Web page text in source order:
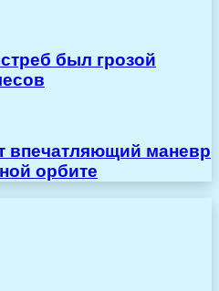
был грозой
впечатляющий маневр
орбите